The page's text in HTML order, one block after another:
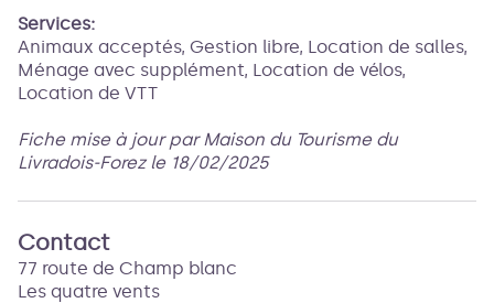
Services:
Animaux acceptés, Gestion libre, Location de salles,
Ménage avec supplément, Location de vélos,
Location de VTT
Fiche mise à jour par Maison du Tourisme du
Livradois-Forez le 18/02/2025
Contact
77 route de Champ blanc
Les quatre vents